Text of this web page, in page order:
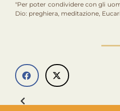
"Per poter condividere con gli
Dio: preghiera, meditazione,